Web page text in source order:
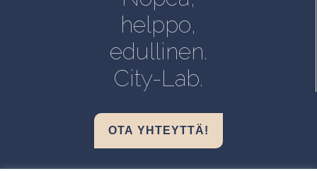
Oulu, Aapistie
Turku, BioCity
helppo,
edullinen.
City-Lab.
OTA YHTEYTTÄ!